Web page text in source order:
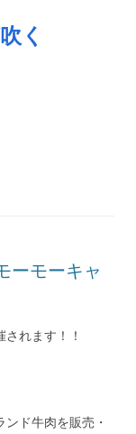
く
ーモーキャ
れます！！
ド牛肉を販売・